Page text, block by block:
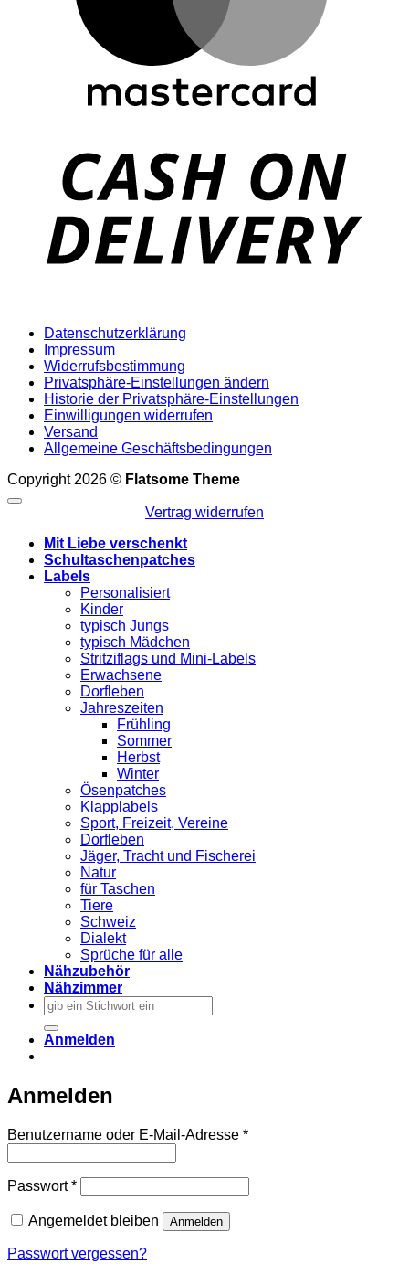
Datenschutzerklärung
Impressum
Widerrufsbestimmung
Privatsphäre-Einstellungen ändern
Historie der Privatsphäre-Einstellungen
Einwilligungen widerrufen
Versand
Allgemeine Geschäftsbedingungen
Copyright 2026 © Flatsome Theme
Vertrag widerrufen
Mit Liebe verschenkt
Schultaschenpatches
Labels
Personalisiert
Kinder
typisch Jungs
typisch Mädchen
Stritziflags und Mini-Labels
Erwachsene
Dorfleben
Jahreszeiten
Frühling
Sommer
Herbst
Winter
Ösenpatches
Klapplabels
Sport, Freizeit, Vereine
Dorfleben
Jäger, Tracht und Fischerei
Natur
für Taschen
Tiere
Schweiz
Dialekt
Sprüche für alle
Nähzubehör
Nähzimmer
Suchen
nach:
Anmelden
Anmelden
Benutzername oder E-Mail-Adresse *Erforderlich
Passwort*Erforderlich
Angemeldet bleiben Anmelden
Passwort vergessen?